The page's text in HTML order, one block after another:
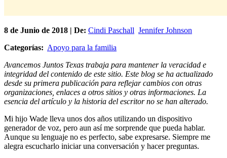
8 de Junio de 2018 | De: Cindi Paschall Jennifer Johnson
Categorías: Apoyo para la familia
Avancemos Juntos Texas trabaja para mantener la veracidad e
integridad del contenido de este sitio. Este blog se ha actualizado
desde su primera publicación para reflejar cambios con otras
organizaciones, enlaces a otros sitios y otras informaciones. La
esencia del artículo y la historia del escritor no se han alterado.
Mi hijo Wade lleva unos dos años utilizando un dispositivo
generador de voz, pero aun así me sorprende que pueda hablar.
Aunque su lenguaje no es perfecto, sabe expresarse. Siempre me
alegra escucharlo iniciar una conversación y hacer preguntas.